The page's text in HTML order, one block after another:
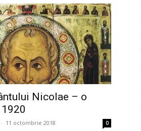
Nicolae – o
- 11 octombrie 2018 0